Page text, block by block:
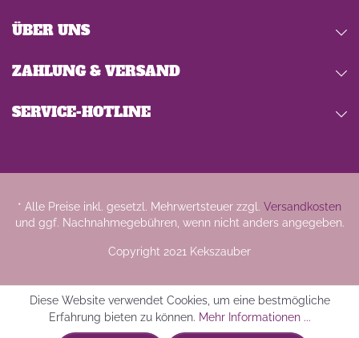
SERVICE-HOTLINE
ÜBER UNS
ZAHLUNG & VERSAND
* Alle Preise inkl. gesetzl. Mehrwertsteuer zzgl. Versandkosten
und ggf. Nachnahmegebühren, wenn nicht anders angegeben.
Copyright 2021 Kekszauber
Diese Website verwendet Cookies, um eine bestmögliche
Erfahrung bieten zu können. Mehr Informationen ...